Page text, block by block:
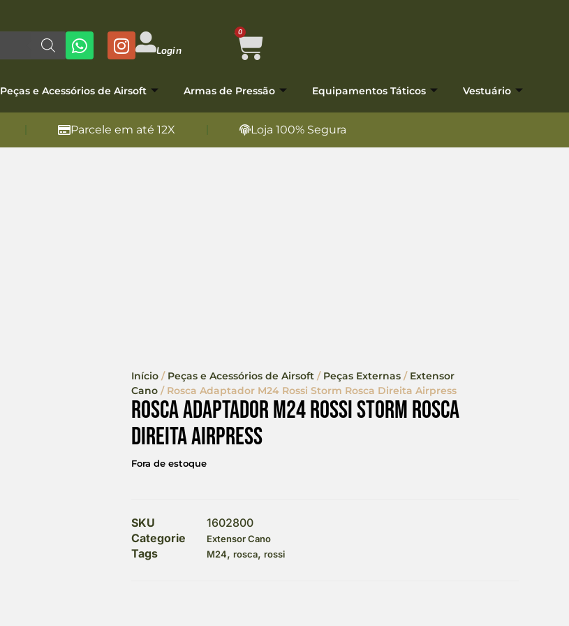
Login
0
Peças e Acessórios de Airsoft Armas de Pressão Equipamentos Táticos Vestuário
Parcele em até 12X Loja 100% Segura
Início/ Peças e Acessórios de Airsoft/ Peças Externas/ Extensor
Cano/ Rosca Adaptador M24 Rossi Storm Rosca Direita Airpress
Rosca Adaptador M24 Rossi Storm Rosca
Direita Airpress
Fora de estoque
SKU
1602800
Categorie
Extensor Cano
Tags M24, rosca, rossi